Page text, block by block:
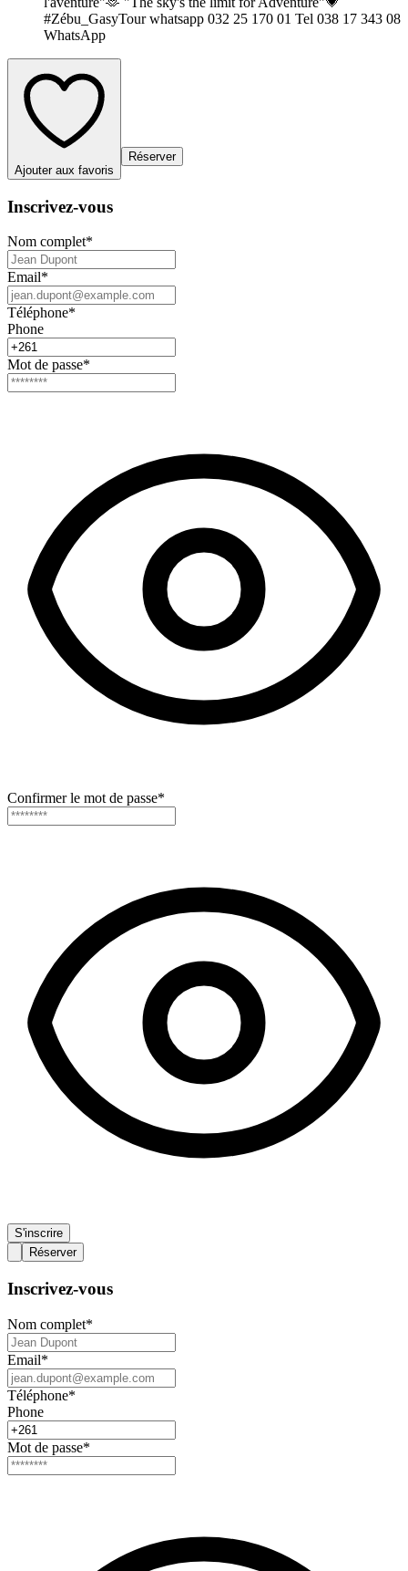
#Zébu_GasyTour whatsapp 032 25 170 01 Tel 038 17 343 08
WhatsApp
Ajouter aux favoris
Réserver
Inscrivez-vous
Nom complet*
Email*
Téléphone*
Phone
Mot de passe*
Confirmer le mot de passe*
S'inscrire
Réserver
Inscrivez-vous
Nom complet*
Email*
Téléphone*
Phone
Mot de passe*